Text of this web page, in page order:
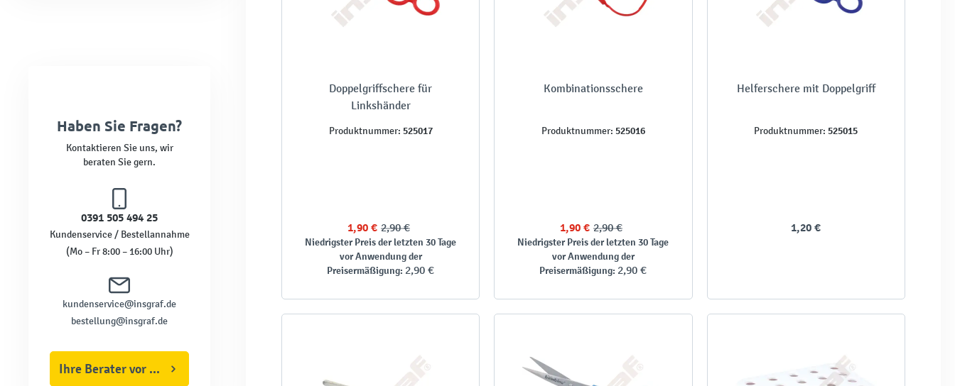
Haben Sie Fragen?
Kontaktieren Sie uns, wir
beraten Sie gern.
0391 505 494 25
Kundenservice / Bestellannahme
(Mo – Fr 8:00 – 16:00 Uhr)
kundenservice@insgraf.de
bestellung@insgraf.de
Ihre Berater vor Ort
Doppelgriffschere für
Linkshänder
Produktnummer: 525017
1,90 € 2,90 €
Niedrigster Preis der letzten 30 Tage
vor Anwendung der
Preisermäßigung: 2,90 €
Kombinationsschere
Produktnummer: 525016
1,90 € 2,90 €
Niedrigster Preis der letzten 30 Tage
vor Anwendung der
Preisermäßigung: 2,90 €
Helferschere mit Doppelgriff
Produktnummer: 525015
1,20 €